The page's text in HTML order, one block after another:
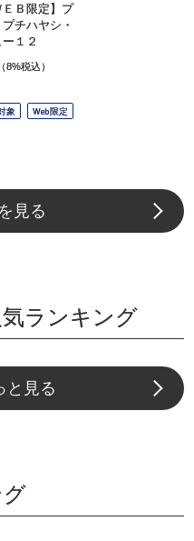
ＥＢ限定】プ
チハヤシ・
１２
（8%税込）
象
Web限定
見る
ランキング
と見る